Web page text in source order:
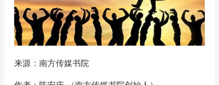
来源：南方传媒书院